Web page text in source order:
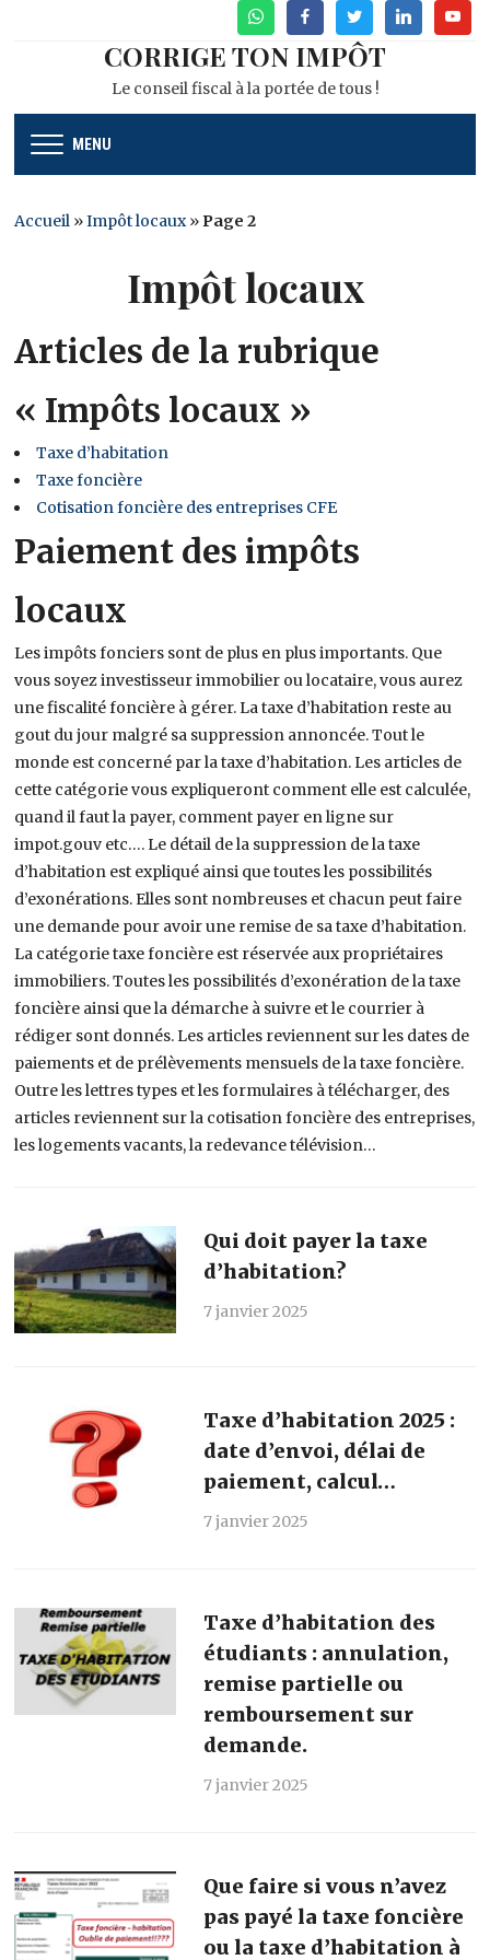
WhatsAppFacebookTwitterLinkedin
CORRIGE TON IMPÔT
Le conseil fiscal à la portée de tous !
MENU
Accueil »Impôt locaux» Page 2
Impôt locaux
Articles de la rubrique
« Impôts locaux »
Taxe d’habitation
Taxe foncière
Cotisation foncière des entreprises CFE
Paiement des impôts
locaux
Les impôts fonciers sont de plus en plus importants. Que
vous soyez investisseur immobilier ou locataire, vous aurez
une fiscalité foncière à gérer. La taxe d’habitation reste au
gout du jour malgré sa suppression annoncée. Tout le
monde est concerné par la taxe d’habitation. Les articles de
cette catégorie vous expliqueront comment elle est calculée,
quand il faut la payer, comment payer en ligne sur
impot.gouv etc…. Le détail de la suppression de la taxe
d’habitation est expliqué ainsi que toutes les possibilités
d’exonérations. Elles sont nombreuses et chacun peut faire
une demande pour avoir une remise de sa taxe d’habitation.
La catégorie taxe foncière est réservée aux propriétaires
immobiliers. Toutes les possibilités d’exonération de la taxe
foncière ainsi que la démarche à suivre et le courrier à
rédiger sont donnés. Les articles reviennent sur les dates de
paiements et de prélèvements mensuels de la taxe foncière.
Outre les lettres types et les formulaires à télécharger, des
articles reviennent sur la cotisation foncière des entreprises,
les logements vacants, la redevance télévision…
Qui doit payer la taxe
d’habitation?
7 janvier 2025
Taxe d’habitation 2025 :
date d’envoi, délai de
paiement, calcul…
7 janvier 2025
Taxe d’habitation des
étudiants : annulation,
remise partielle ou
remboursement sur
demande.
7 janvier 2025
Que faire si vous n’avez
pas payé la taxe foncière
ou la taxe d’habitation à